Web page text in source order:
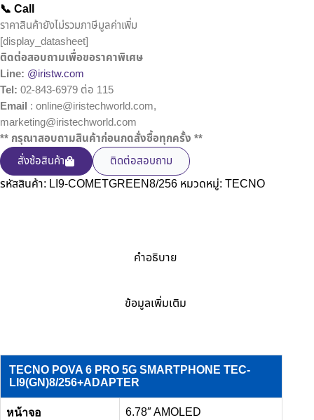
📞 Call
ราคาสินค้ายังไม่รวมภาษีมูลค่าเพิ่ม
[display_datasheet]
ติดต่อสอบถามเพื่อขอราคาพิเศษ
Line: @iristw.com
Tel: 02-843-6979 ต่อ 115
Email : online@iristechworld.com,
marketing@iristechworld.com
** กรุณาสอบถามสินค้าก่อนกดสั่งซื้อทุกครั้ง **
สั่งซ้อสินค้า
ติดต่อสอบถาม
รหัสสินค้า: LI9-COMETGREEN8/256 หมวดหมู่: TECNO
คำอธิบาย
ข้อมูลเพิ่มเติม
TECNO POVA 6 PRO 5G SMARTPHONE TEC-
LI9(GN)8/256+ADAPTER
หน้าจอ 6.78″ AMOLED